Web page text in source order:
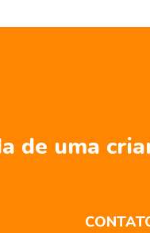
de uma